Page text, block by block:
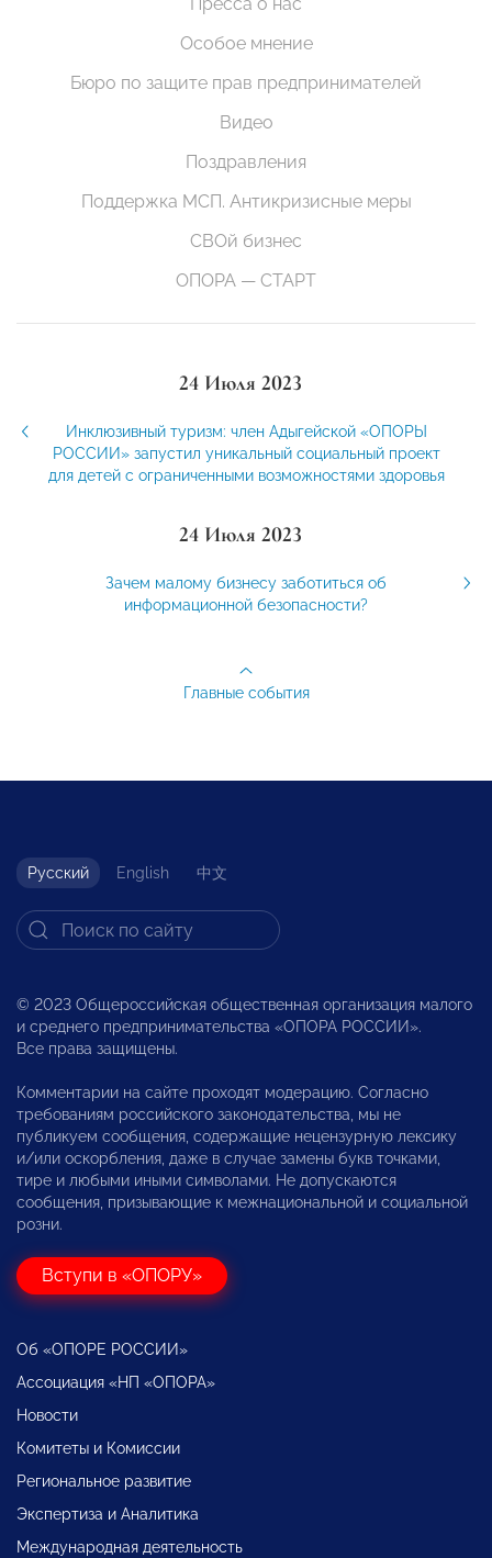
Особое мнение
Бюро по защите прав предпринимателей
Видео
Поздравления
Поддержка МСП. Антикризисные меры
СВОй бизнес
ОПОРА — СТАРТ
24 Июля 2023
Инклюзивный туризм: член Адыгейской «ОПОРЫ
РОССИИ» запустил уникальный социальный проект
для детей с ограниченными возможностями здоровья
24 Июля 2023
Зачем малому бизнесу заботиться об
информационной безопасности?
Главные события
Русский English 中文
© 2023 Общероссийская общественная организация малого
и среднего предпринимательства «ОПОРА РОССИИ».
Все права защищены.
Комментарии на сайте проходят модерацию. Согласно
требованиям российского законодательства, мы не
публикуем сообщения, содержащие нецензурную лексику
и/или оскорбления, даже в случае замены букв точками,
тире и любыми иными символами. Не допускаются
сообщения, призывающие к межнациональной и социальной
розни.
Вступи в «ОПОРУ»
Об «ОПОРЕ РОССИИ»
Ассоциация «НП «ОПОРА»
Новости
Комитеты и Комиссии
Региональное развитие
Экспертиза и Аналитика
Международная деятельность